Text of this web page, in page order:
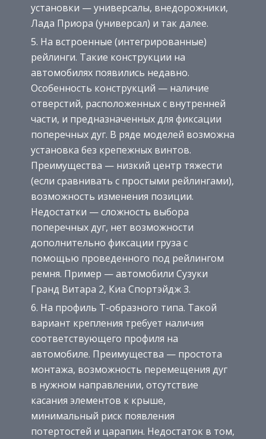
установки — универсалы, внедорожники,
Лада Приора (универсал) и так далее.
На встроенные (интегрированные)
рейлинги. Такие конструкции на
автомобилях появились недавно.
Особенность конструкций — наличие
отверстий, расположенных с внутренней
части, и предназначенных для фиксации
поперечных дуг. В ряде моделей возможна
установка без крепежных винтов.
Преимущества — низкий центр тяжести
(если сравнивать с простыми рейлингами),
возможность изменения позиции.
Недостатки — сложность выбора
поперечных дуг, нет возможности
дополнительно фиксации груза с
помощью проведенного под рейлингом
ремня. Пример — автомобили Сузуки
Гранд Витара 2, Киа Спортэйдж 3.
На профиль Т-образного типа. Такой
вариант крепления требует наличия
соответствующего профиля на
автомобиле. Преимущества — простота
монтажа, возможность перемещения дуг
в нужном направлении, отсутствие
касания элементов к крыше,
минимальный риск появления
потертостей и царапин. Недостаток в том,